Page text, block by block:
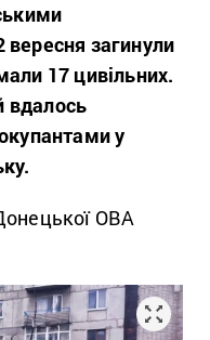
загинули
17 цивільних.
у
ОВА